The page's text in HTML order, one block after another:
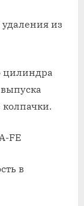
удаления из
цилиндра
FE
в